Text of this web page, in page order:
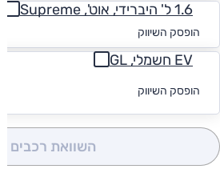
1.6 ל' היברידי, אוט', Supreme
הופסק השיווק
EV חשמלי, GL
הופסק השיווק
השוואת רכבים